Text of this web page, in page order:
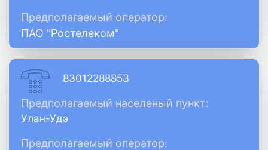
Предполагаемый оператор:
ПАО "Ростелеком"
83012288853
Предполагаемый населеный пункт:
Улан-Удэ
Предполагаемый оператор: